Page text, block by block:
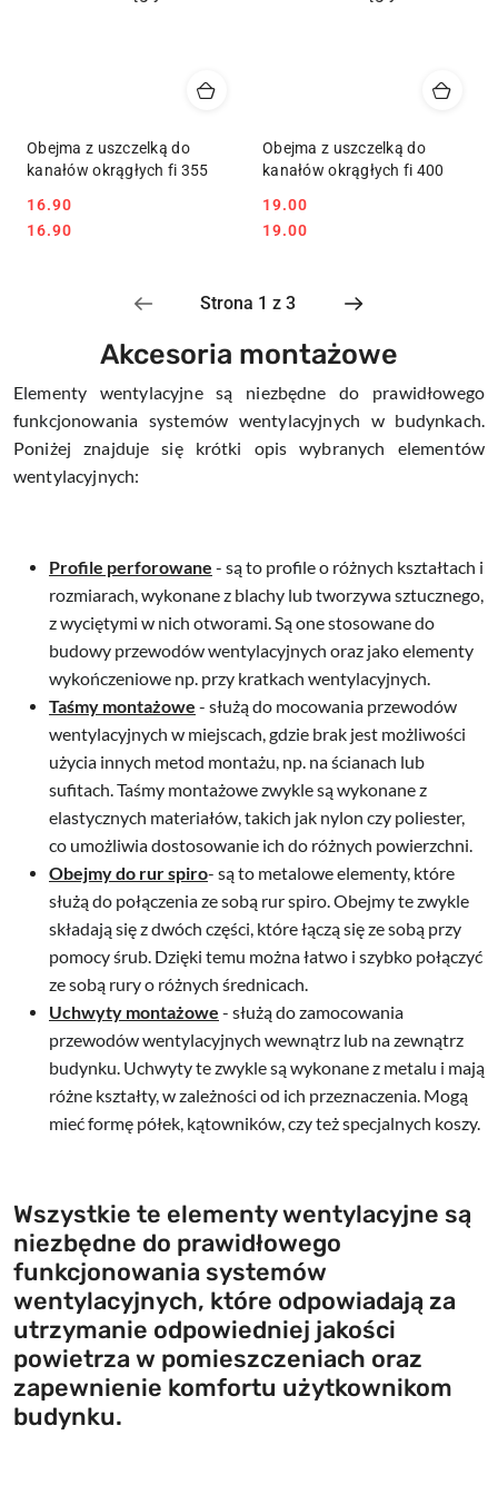
Obejma z uszczelką do
kanałów okrągłych fi 355
Cena:
16.90
Cena:
16.90
Obejma z uszczelką do
kanałów okrągłych fi 400
Cena:
19.00
Cena:
19.00
Akcesoria montażowe
Elementy wentylacyjne są niezbędne do prawidłowego
funkcjonowania systemów wentylacyjnych w budynkach.
Poniżej znajduje się krótki opis wybranych elementów
wentylacyjnych:
Profile perforowane - są to profile o różnych kształtach i
rozmiarach, wykonane z blachy lub tworzywa sztucznego,
z wyciętymi w nich otworami. Są one stosowane do
budowy przewodów wentylacyjnych oraz jako elementy
wykończeniowe np. przy kratkach wentylacyjnych.
Taśmy montażowe - służą do mocowania przewodów
wentylacyjnych w miejscach, gdzie brak jest możliwości
użycia innych metod montażu, np. na ścianach lub
sufitach. Taśmy montażowe zwykle są wykonane z
elastycznych materiałów, takich jak nylon czy poliester,
co umożliwia dostosowanie ich do różnych powierzchni.
Obejmy do rur spiro- są to metalowe elementy, które
służą do połączenia ze sobą rur spiro. Obejmy te zwykle
składają się z dwóch części, które łączą się ze sobą przy
pomocy śrub. Dzięki temu można łatwo i szybko połączyć
ze sobą rury o różnych średnicach.
Uchwyty montażowe - służą do zamocowania
przewodów wentylacyjnych wewnątrz lub na zewnątrz
budynku. Uchwyty te zwykle są wykonane z metalu i mają
różne kształty, w zależności od ich przeznaczenia. Mogą
mieć formę półek, kątowników, czy też specjalnych koszy.
Wszystkie te elementy wentylacyjne są
niezbędne do prawidłowego
funkcjonowania systemów
wentylacyjnych, które odpowiadają za
utrzymanie odpowiedniej jakości
powietrza w pomieszczeniach oraz
zapewnienie komfortu użytkownikom
budynku.